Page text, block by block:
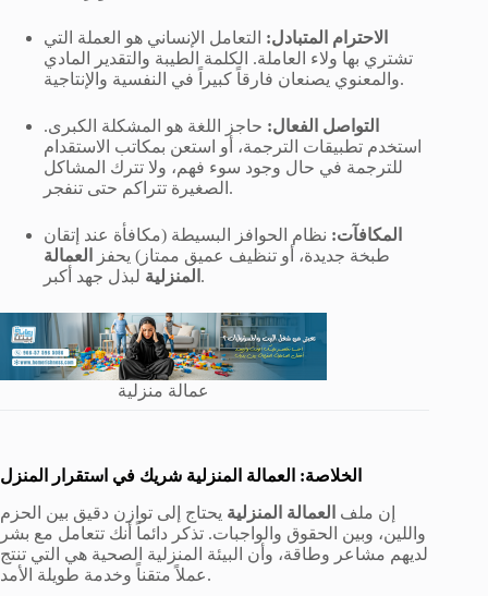
الاحترام المتبادل: التعامل الإنساني هو العملة التي
تشتري بها ولاء العاملة. الكلمة الطيبة والتقدير المادي
والمعنوي يصنعان فارقاً كبيراً في النفسية والإنتاجية.
التواصل الفعال: حاجز اللغة هو المشكلة الكبرى.
استخدم تطبيقات الترجمة، أو استعن بمكاتب الاستقدام
للترجمة في حال وجود سوء فهم، ولا تترك المشاكل
الصغيرة تتراكم حتى تنفجر.
المكافآت: نظام الحوافز البسيطة (مكافأة عند إتقان
طبخة جديدة، أو تنظيف عميق ممتاز) يحفز
العمالة
المنزلية لبذل جهد أكبر.
عمالة منزلية
إن ملف العمالة المنزلية يحتاج إلى توازن دقيق بين الحزم
واللين، وبين الحقوق والواجبات. تذكر دائماً أنك تتعامل مع بشر
لديهم مشاعر وطاقة، وأن البيئة المنزلية الصحية هي التي تنتج
عملاً متقناً وخدمة طويلة الأمد.